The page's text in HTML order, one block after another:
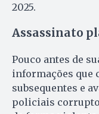
2025.
Assassinato
Pouco antes de
informações que
subsequentes e
policiais